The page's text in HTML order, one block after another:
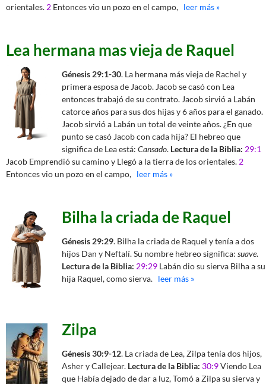
orientales. 2 Entonces vio un pozo en el campo, leer más »
Lea hermana mas vieja de Raquel
Génesis 29:1-30. La hermana más vieja de Rachel y
primera esposa de Jacob. Jacob se casó con Lea
entonces trabajó de su contrato. Jacob sirvió a Labán
catorce años para sus dos hijas y 6 años para el ganado.
Jacob sirvió a Labán un total de veinte años. ¿En que
punto se casó Jacob con cada hija? El hebreo que
significa de Lea está: Cansado. Lectura de la Biblia: 29:1
Jacob Emprendió su camino y Llegó a la tierra de los orientales. 2
Entonces vio un pozo en el campo, leer más »
Bilha la criada de Raquel
Génesis 29:29. Bilha la criada de Raquel y tenía a dos
hijos Dan y Neftalí. Su nombre hebreo significa: suave.
Lectura de la Biblia: 29:29 Labán dio su sierva Bilha a su
hija Raquel, como sierva. leer más »
Zilpa
Génesis 30:9-12. La criada de Lea, Zilpa tenía dos hijos,
Asher y Callejear. Lectura de la Biblia: 30:9Viendo Lea
que Había dejado de dar a luz, Tomó a Zilpa su sierva y